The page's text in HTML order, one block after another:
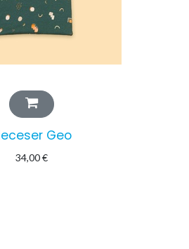
Geo
34,00€